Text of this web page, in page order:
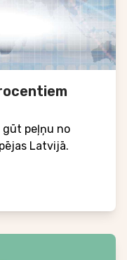
peļņu no
Latvijā.